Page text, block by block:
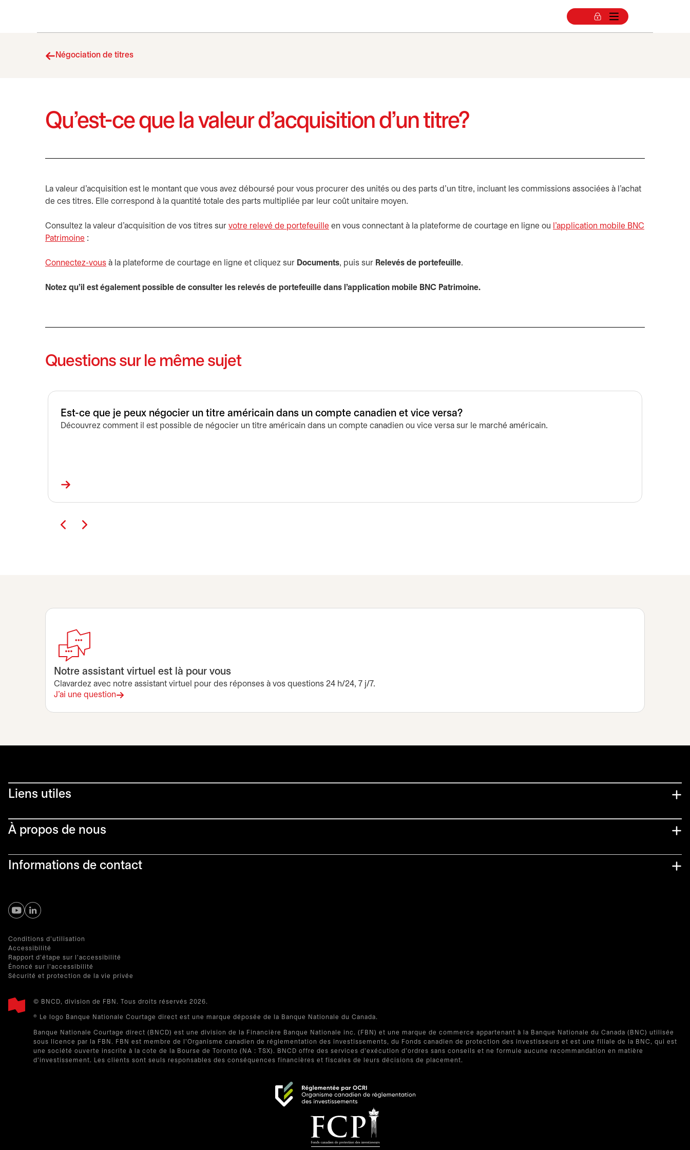
Négociation de titres
Qu’est-ce que la valeur d’acquisition d’un titre?
La valeur d’acquisition est le montant que vous avez déboursé pour vous procurer des unités ou des parts d’un titre, incluant les commissions associées à l’achat
de ces titres. Elle correspond à la quantité totale des parts multipliée par leur coût unitaire moyen.
Consultez la valeur d’acquisition de vos titres sur votre relevé de portefeuille s’ouvre dans un nouvel onglet
en vous connectant à la plateforme de courtage en ligne ou
l’application mobile BNC
Patrimoine :
Connectez-vous s’ouvre dans un nouvel onglet
à la plateforme de courtage en ligne et cliquez sur Documents, puis sur Relevés de portefeuille.
Notez qu’il est également possible de consulter les relevés de portefeuille dans l’application mobile BNC Patrimoine.
Questions sur le même sujet
Est-ce que je peux négocier un titre américain dans un compte canadien et vice versa?
Découvrez comment il est possible de négocier un titre américain dans un compte canadien ou vice versa sur le marché américain.
Notre assistant virtuel est là pour vous
Clavardez avec notre assistant virtuel pour des réponses à vos questions 24 h/24, 7 j/7.
J'ai une question
Liens utiles​
À propos de nous
Informations de contact
s’ouvre dans un nouvel onglet
s’ouvre dans un nouvel onglet
Conditions d'utilisation
Accessibilité
Rapport d'étape sur l'accessibilité
Énoncé sur l'accessibilité
Sécurité et protection de la vie privée
© BNCD, division de FBN. Tous droits réservés 2026.
® Le logo Banque Nationale Courtage direct est une marque déposée de la Banque Nationale du Canada.
Banque Nationale Courtage direct (BNCD) est une division de la Financière Banque Nationale inc. (FBN) et une marque de commerce appartenant à la Banque Nationale du Canada (BNC) utilisée
sous licence par la FBN. FBN est membre de l'Organisme canadien de réglementation des investissements, du Fonds canadien de protection des investisseurs et est une filiale de la BNC, qui est
une société ouverte inscrite à la cote de la Bourse de Toronto (NA : TSX). BNCD offre des services d'exécution d'ordres sans conseils et ne formule aucune recommandation en matière
d'investissement. Les clients sont seuls responsables des conséquences financières et fiscales de leurs décisions de placement.
s’ouvre dans un nouvel onglet